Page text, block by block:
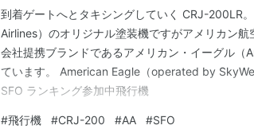
到着ゲートへとタキシングしていく CRJ-200LR
Airlines）のオリジナル塗装機ですがアメリカン
会社提携ブランドであるアメリカン・イーグル（
ています。 American Eagle（operated by
SFO ランキング参加中飛行機
#飛行機 #CRJ-200 #AA #SFO